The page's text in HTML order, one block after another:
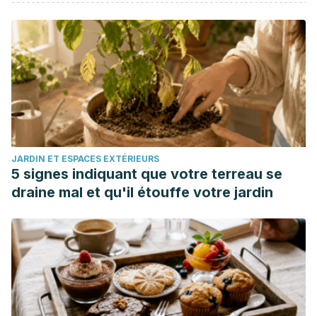
Beccaluva, E., Riccardi, F., Gianotti, M. & Barbieri, J. (2022).
VIC — A tangible user interface to train memory skills in
children with intellectual disability.International Journal of
Child-Computer Interaction, Vol. 32, p. 100376.
https://www.sciencedirect.com/science/article/pii/
Espinoza Freire, E. (2022). El método Montessori en la
enseñanza básica.Conrado, vol.18(85), pp. 191-197.
http://scielo.sld.cu/scielo.php?
script=sci_arttext&pid=S1990-86442022000200191
Garzotto, F., Gelsomini, M., Gianotti, M., & Riccardi, F. (2019).
Engaging children with neurodevelopmental disorder
through multisensory interactive experiences in a smart
space. In: Soro, A., Brereton, M., Roe, P. (eds)Social
Internet of Things. Internet of Things. Springer, Cham.
https://doi.org/10.1007/978-3-319-94659-7_9
Hernández-Soto, E. (2022). El juego, un método
JARDIN ET ESPACES EXTÉRIEURS
5 signes indiquant que votre terreau se
draine mal et qu'il étouffe votre jardin